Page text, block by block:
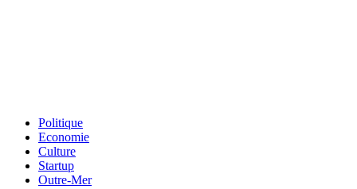
Politique
Economie
Culture
Startup
Outre-Mer